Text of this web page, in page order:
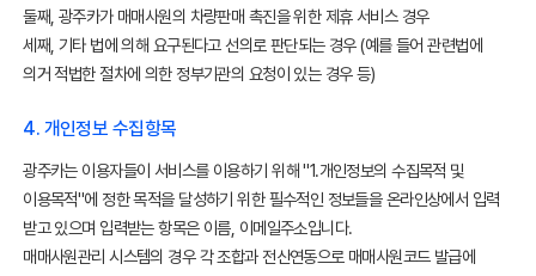
둘째, 광주카가 매매사원의 차량판매 촉진을 위한 제휴 서비스 경우
세째, 기타 법에 의해 요구된다고 선의로 판단되는 경우 (예를 들어 관련법에
의거 적법한 절차에 의한 정부기관의 요청이 있는 경우 등)
4. 개인정보 수집항목
광주카는 이용자들이 서비스를 이용하기 위해 "1.개인정보의 수집목적 및
이용목적"에 정한 목적을 달성하기 위한 필수적인 정보들을 온라인상에서 입력
받고 있으며 입력받는 항목은 이름, 이메일주소입니다.
매매사원관리 시스템의 경우 각 조합과 전산연동으로 매매사원코드 발급에